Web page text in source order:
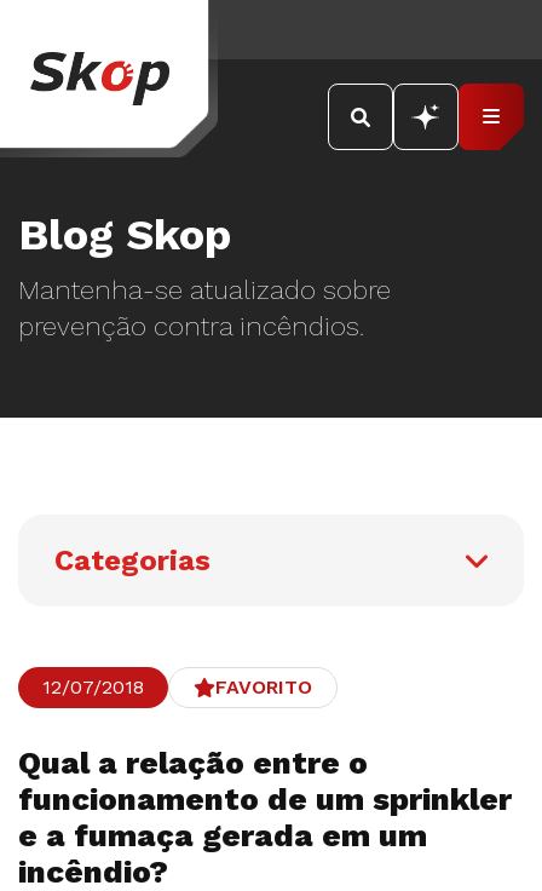
Blog Skop
Mantenha-se atualizado sobre
prevenção contra incêndios.
12/07/2018 FAVORITO
Qual a relação entre o
funcionamento de um sprinkler
e a fumaça gerada em um
incêndio?
Categorias